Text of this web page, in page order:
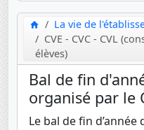
La vie de
CVE - CVC - CVL
élèves)
Bal de fin
organisé par le
Le bal de fin